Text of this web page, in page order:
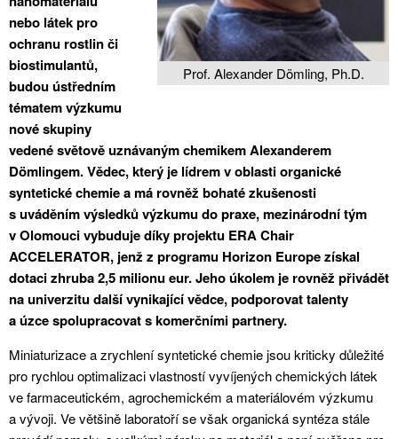
Prof. Alexander Dömling, Ph.D.
nebo látek pro
ochranu rostlin či
biostimulantů,
budou ústředním
tématem výzkumu
nové skupiny
vedené světově uznávaným chemikem Alexanderem
Dömlingem. Vědec, který je lídrem v oblasti organické
syntetické chemie a má rovněž bohaté zkušenosti
s uváděním výsledků výzkumu do praxe, mezinárodní tým
v Olomouci vybuduje díky projektu ERA Chair
ACCELERATOR, jenž z programu Horizon Europe získal
dotaci zhruba 2,5 milionu eur. Jeho úkolem je rovněž přivádět
na univerzitu další vynikající vědce, podporovat talenty
a úzce spolupracovat s komerčními partnery.
Miniaturizace a zrychlení syntetické chemie jsou kriticky důležité
pro rychlou optimalizaci vlastností vyvíjených chemických látek
ve farmaceutickém, agrochemickém a materiálovém výzkumu
a vývoji. Ve většině laboratoří se však organická syntéza stále